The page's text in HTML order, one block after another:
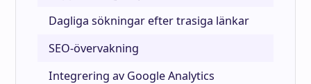
Dagliga sökningar efter trasiga länkar
SEO-övervakning
Integrering av Google Analytics